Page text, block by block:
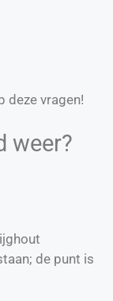
deze vragen!
weer?
de punt is